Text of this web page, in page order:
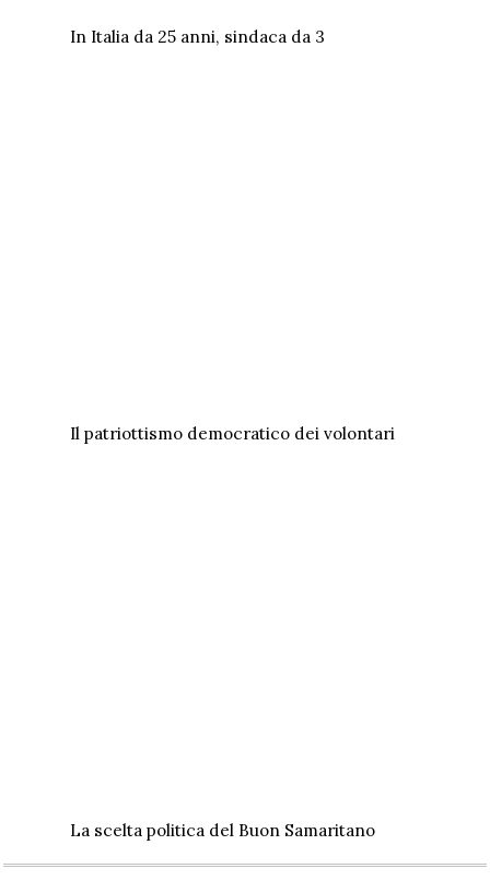
In Italia da 25 anni, sindaca da 3
Il patriottismo democratico dei volontari
La scelta politica del Buon Samaritano